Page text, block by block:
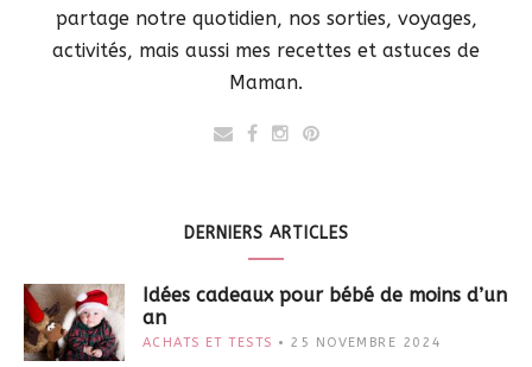
partage notre quotidien, nos sorties, voyages,
activités, mais aussi mes recettes et astuces de
Maman.
DERNIERS ARTICLES
Idées cadeaux pour bébé de moins d’un
an
ACHATS ET TESTS 25 NOVEMBRE 2024